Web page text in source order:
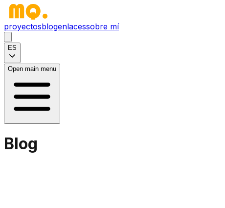
proyectosblogenlacessobre mí
ES
Open main menu
Blog